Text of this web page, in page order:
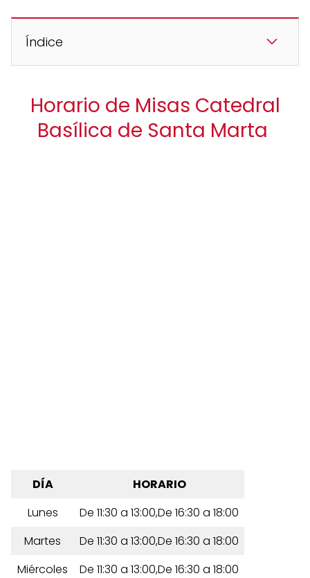
Índice
Horario de Misas Catedral
Basílica de Santa Marta
DÍA
HORARIO
Lunes
De 11:30 a 13:00,De 16:30 a 18:00
Martes
De 11:30 a 13:00,De 16:30 a 18:00
Miércoles
De 11:30 a 13:00,De 16:30 a 18:00